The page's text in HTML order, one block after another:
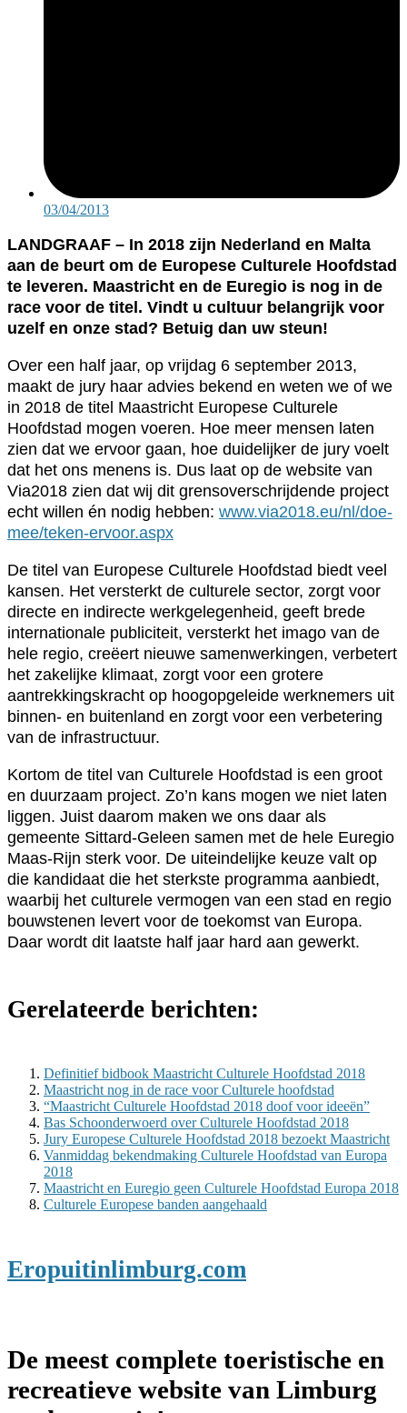
03/04/2013
LANDGRAAF – In 2018 zijn Nederland en Malta
aan de beurt om de Europese Culturele Hoofdstad
te leveren. Maastricht en de Euregio is nog in de
race voor de titel. Vindt u cultuur belangrijk voor
uzelf en onze stad? Betuig dan uw steun!
Over een half jaar, op vrijdag 6 september 2013,
maakt de jury haar advies bekend en weten we of we
in 2018 de titel Maastricht Europese Culturele
Hoofdstad mogen voeren. Hoe meer mensen laten
zien dat we ervoor gaan, hoe duidelijker de jury voelt
dat het ons menens is. Dus laat op de website van
Via2018 zien dat wij dit grensoverschrijdende project
echt willen én nodig hebben: www.via2018.eu/nl/doe-
mee/teken-ervoor.aspx
De titel van Europese Culturele Hoofdstad biedt veel
kansen. Het versterkt de culturele sector, zorgt voor
directe en indirecte werkgelegenheid, geeft brede
internationale publiciteit, versterkt het imago van de
hele regio, creëert nieuwe samenwerkingen, verbetert
het zakelijke klimaat, zorgt voor een grotere
aantrekkingskracht op hoogopgeleide werknemers uit
binnen- en buitenland en zorgt voor een verbetering
van de infrastructuur.
Kortom de titel van Culturele Hoofdstad is een groot
en duurzaam project. Zo’n kans mogen we niet laten
liggen. Juist daarom maken we ons daar als
gemeente Sittard-Geleen samen met de hele Euregio
Maas-Rijn sterk voor. De uiteindelijke keuze valt op
die kandidaat die het sterkste programma aanbiedt,
waarbij het culturele vermogen van een stad en regio
bouwstenen levert voor de toekomst van Europa.
Daar wordt dit laatste half jaar hard aan gewerkt.
Gerelateerde berichten:
Definitief bidbook Maastricht Culturele Hoofdstad 2018
Maastricht nog in de race voor Culturele hoofdstad
“Maastricht Culturele Hoofdstad 2018 doof voor ideeën”
Bas Schoonderwoerd over Culturele Hoofdstad 2018
Jury Europese Culturele Hoofdstad 2018 bezoekt Maastricht
Vanmiddag bekendmaking Culturele Hoofdstad van Europa
2018
Maastricht en Euregio geen Culturele Hoofdstad Europa 2018
Culturele Europese banden aangehaald
Eropuitinlimburg.com
De meest complete toeristische en
recreatieve website van Limburg